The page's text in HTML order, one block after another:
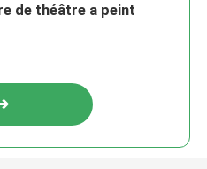
de théâtre a peint